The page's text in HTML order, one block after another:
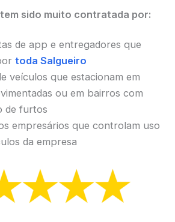
sido muito contratada por:
de app e entregadores que
toda Salgueiro
veículos que estacionam em
ou em bairros com
de furtos
empresários que controlam uso
da empresa